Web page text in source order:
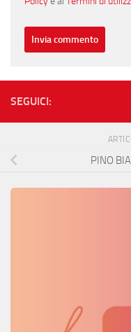
SEGUICI:
PINO